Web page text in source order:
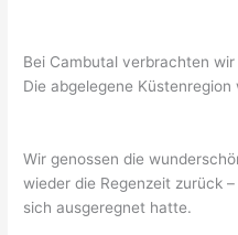
Bei Cambutal verbrachten
Die abgelegene
Wir genossen die
wieder die Regenzeit zurück
sich ausgeregnet hatte.